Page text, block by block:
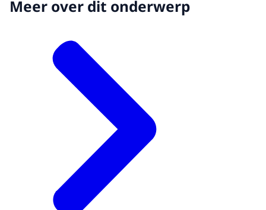
Meer over dit onderwerp